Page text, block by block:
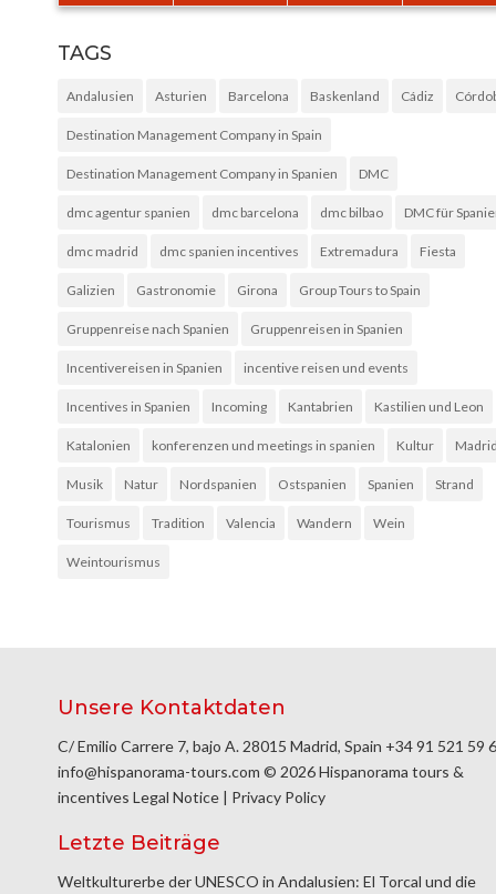
TAGS
Andalusien Asturien Barcelona Baskenland Cádiz
Destination Management Company in Spain
Destination Management Company in Spanien DMC
dmc agentur spanien dmc barcelona dmc bilbao DMC für
dmc madrid dmc spanien incentives Extremadura Fiesta
Galizien Gastronomie Girona Group Tours to Spain
Gruppenreise nach Spanien Gruppenreisen in Spanien
Incentivereisen in Spanien incentive reisen und events
Incentives in Spanien Incoming Kantabrien Kastilien und Leon
Katalonien konferenzen und meetings in spanien Kultur
Musik Natur Nordspanien Ostspanien Spanien Strand
Tourismus Tradition Valencia Wandern Wein
Weintourismus
Unsere Kontaktdaten
C/ Emilio Carrere 7, bajo A. 28015 Madrid, Spain +34 91 521 59
info@hispanorama-tours.com © 2026 Hispanorama tours &
incentives Legal Notice | Privacy Policy
Letzte Beiträge
Weltkulturerbe der UNESCO in Andalusien: El Torcal und die